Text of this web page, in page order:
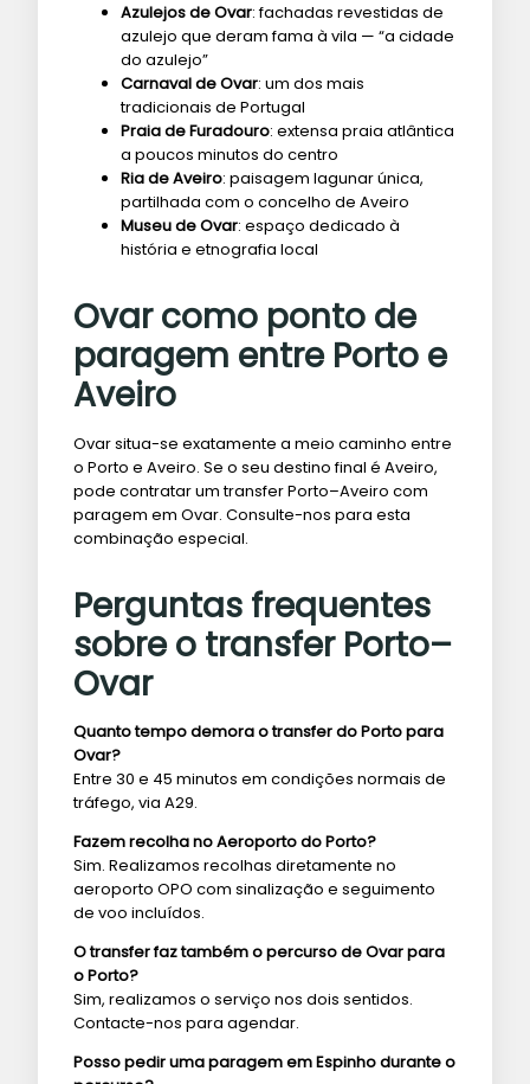
Azulejos de Ovar: fachadas revestidas de
azulejo que deram fama à vila — “a cidade
do azulejo”
Carnaval de Ovar: um dos mais
tradicionais de Portugal
Praia de Furadouro: extensa praia atlântica
a poucos minutos do centro
Ria de Aveiro: paisagem lagunar única,
partilhada com o concelho de Aveiro
Museu de Ovar: espaço dedicado à
história e etnografia local
Ovar como ponto de
paragem entre Porto e
Aveiro
Ovar situa-se exatamente a meio caminho entre
o Porto e Aveiro. Se o seu destino final é Aveiro,
pode contratar um transfer Porto–Aveiro com
paragem em Ovar. Consulte-nos para esta
combinação especial.
Perguntas frequentes
sobre o transfer Porto–
Ovar
Quanto tempo demora o transfer do Porto para
Ovar?
Entre 30 e 45 minutos em condições normais de
tráfego, via A29.
Fazem recolha no Aeroporto do Porto?
Sim. Realizamos recolhas diretamente no
aeroporto OPO com sinalização e seguimento
de voo incluídos.
O transfer faz também o percurso de Ovar para
o Porto?
Sim, realizamos o serviço nos dois sentidos.
Contacte-nos para agendar.
Posso pedir uma paragem em Espinho durante o